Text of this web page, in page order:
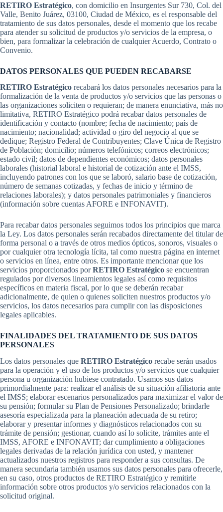
RETIRO Estratégico, con domicilio en Insurgentes Sur 730, Col. del
Valle, Benito Juárez, 03100, Ciudad de México, es el responsable del
tratamiento de sus datos personales, desde el momento que los recabe
para atender su solicitud de productos y/o servicios de la empresa, o
bien, para formalizar la celebración de cualquier Acuerdo, Contrato o
Convenio.
DATOS PERSONALES QUE PUEDEN RECABARSE
RETIRO Estratégico recabará los datos personales necesarios para la
formalización de la venta de productos y/o servicios que las personas o
las organizaciones soliciten o requieran; de manera enunciativa, más no
limitativa, RETIRO Estratégico podrá recabar datos personales de
identificación y contacto (nombre; fecha de nacimiento; país de
nacimiento; nacionalidad; actividad o giro del negocio al que se
dedique; Registro Federal de Contribuyentes; Clave Única de Registro
de Población; domicilio; números telefónicos; correos electrónicos;
estado civil; datos de dependientes económicos; datos personales
laborales (historial laboral e historial de cotización ante el IMSS,
incluyendo patrones con los que se laboró, salario base de cotización,
número de semanas cotizadas, y fechas de inicio y término de
relaciones laborales); y datos personales patrimoniales y financieros
(información sobre cuentas AFORE e INFONAVIT).
Para recabar datos personales seguimos todos los principios que marca
la Ley. Los datos personales serán recabados directamente del titular de
forma personal o a través de otros medios ópticos, sonoros, visuales o
por cualquier otra tecnología lícita, tal como nuestra página en internet
o servicios en línea, entre otros. Es importante mencionar que los
servicios proporcionados porRETIRO Estratégico se encuentran
regulados por diversos lineamientos legales así como requisitos
específicos en materia fiscal, por lo que se deberán recabar
adicionalmente, de quien o quienes soliciten nuestros productos y/o
servicios, los datos necesarios para cumplir con las disposiciones
legales aplicables.
FINALIDADES DEL TRATAMIENTO DE SUS DATOS
PERSONALES
Los datos personales que RETIRO Estratégico recabe serán usados
para la operación y el uso de los productos y/o servicios que cualquier
persona u organización hubiese contratado. Usamos sus datos
primordialmente para: realizar el análisis de su situación afiliatoria ante
el IMSS; elaborar escenarios personalizados para maximizar el valor de
su pensión; formular su Plan de Pensiones Personalizado; brindarle
asesoría especializada para la planeación adecuada de su retiro;
elaborar y presentar informes y diagnósticos relacionados con su
trámite de pensión; gestionar, cuando así lo solicite, trámites ante el
IMSS, AFORE e INFONAVIT; dar cumplimiento a obligaciones
legales derivadas de la relación jurídica con usted, y mantener
actualizados nuestros registros para responder a sus consultas. De
manera secundaria también usamos sus datos personales para ofrecerle,
en su caso, otros productos de RETIRO Estratégico y remitirle
información sobre otros productos y/o servicios relacionados con la
solicitud original.